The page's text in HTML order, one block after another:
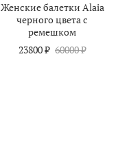
Женские балетки Alaia
черного цвета с
ремешком
23800 ₽ 60000 ₽